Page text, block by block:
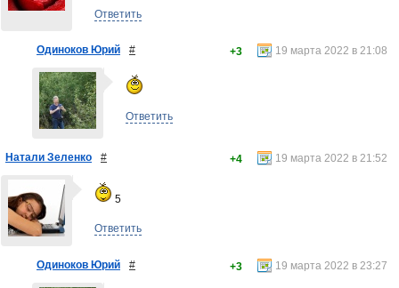
Ответить
Одиноков Юрий # 19 марта 2022 в 21:08
+3
Ответить
Натали Зеленко # 19 марта 2022 в 21:52
+4
5
Ответить
Одиноков Юрий # 19 марта 2022 в 23:27
+3